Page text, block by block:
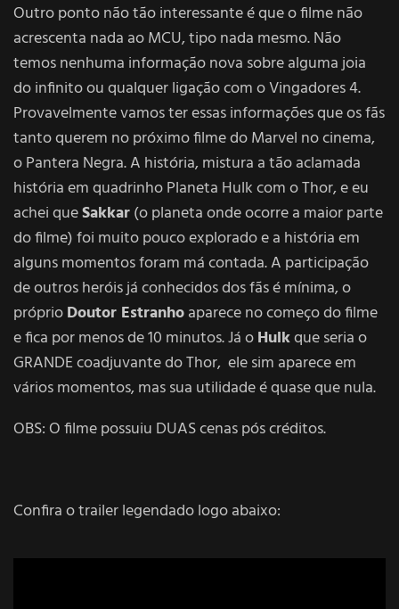
Outro ponto não tão interessante é que o filme não
acrescenta nada ao MCU, tipo nada mesmo. Não
temos nenhuma informação nova sobre alguma joia
do infinito ou qualquer ligação com o Vingadores 4.
Provavelmente vamos ter essas informações que os fãs
tanto querem no próximo filme do Marvel no cinema,
o Pantera Negra. A história, mistura a tão aclamada
história em quadrinho Planeta Hulk com o Thor, e eu
achei queSakkar(o planeta onde ocorre a maior parte
do filme) foi muito pouco explorado e a história em
alguns momentos foram má contada. A participação
de outros heróis já conhecidos dos fãs é mínima, o
próprioDoutor Estranhoaparece no começo do filme
e fica por menos de 10 minutos. Já oHulkque seria o
GRANDE coadjuvante do Thor, ele sim aparece em
vários momentos, mas sua utilidade é quase que nula.
OBS: O filme possuiu DUAS cenas pós créditos.
Confira o trailer legendado logo abaixo: